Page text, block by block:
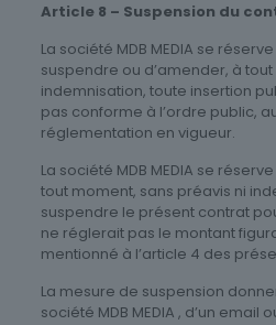
Article 8 – Suspension du
La société MDB MEDIA se
suspendre ou d’amender, à
indemnisation, toute insertion
pas conforme à l’ordre public,
réglementation en vigueur.
La société MDB MEDIA se
tout moment, sans préavis ni
suspendre le présent contrat
ne réglerait pas le montant
mentionné à l’article 4 des
La mesure de suspension
société MDB MEDIA , d’un email